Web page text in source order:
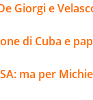
Giorgi e
di Cuba e
ma per